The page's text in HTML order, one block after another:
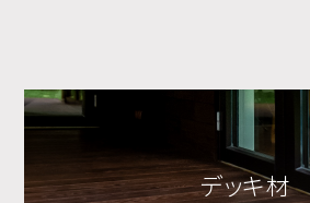
デッキ材